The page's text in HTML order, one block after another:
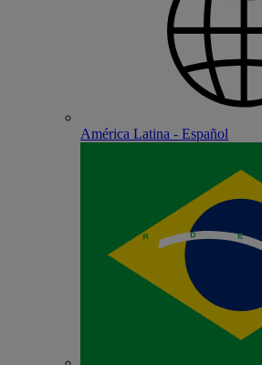
América Latina - Español